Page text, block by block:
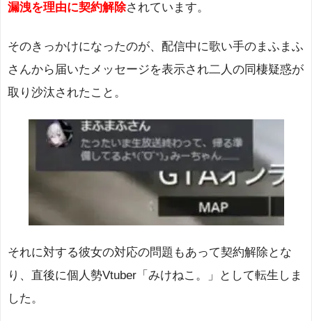
漏洩を理由に契約解除されています。
そのきっかけになったのが、配信中に歌い手のまふまふ
さんから届いたメッセージを表示され二人の同棲疑惑が
取り沙汰されたこと。
それに対する彼女の対応の問題もあって契約解除とな
り、直後に個人勢Vtuber「みけねこ。」として転生しま
した。